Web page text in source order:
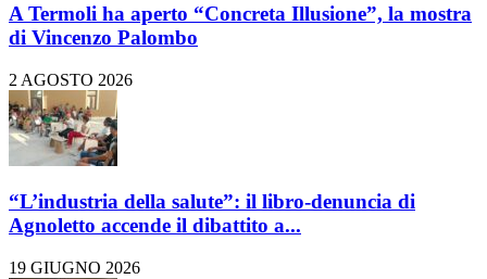
A Termoli ha aperto “Concreta Illusione”, la mostra
di Vincenzo Palombo
2 AGOSTO 2026
“L’industria della salute”: il libro-denuncia di
Agnoletto accende il dibattito a...
19 GIUGNO 2026